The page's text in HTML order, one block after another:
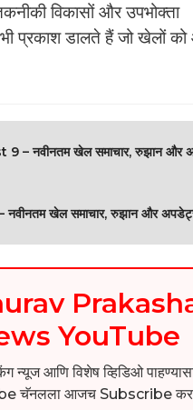
विकासों और उपभोक्ता
प्रकाश डालते हैं जो खेलों
– नवीनतम खेल समाचार, रुझान और
खेल समाचार, रुझान और
YouTube
न्यूज आणि विशेष व्हिडिओ
चॅनलला आजच Subscribe